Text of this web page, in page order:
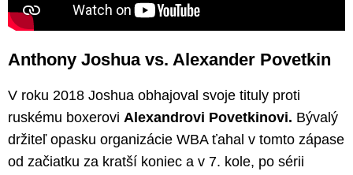
Anthony Joshua vs. Alexander Povetkin
V roku 2018 Joshua obhajoval svoje tituly proti
ruskému boxerovi Alexandrovi Povetkinovi. Bývalý
držiteľ opasku organizácie WBA ťahal v tomto zápase
od začiatku za kratší koniec a v 7. kole, po sérii